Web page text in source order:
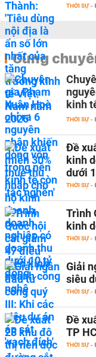
THỜI SỰ -
Cùng
kinh
THỜI SỰ -
Đề
kinh
dưới
THỜI SỰ -
Trình
kinh
THỜI SỰ -
Giải
siêu
THỜI SỰ -
Đề
TP
THỜI SỰ -